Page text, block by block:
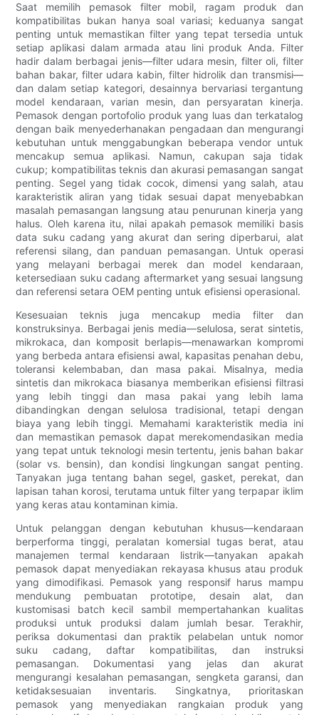
Saat memilih pemasok filter mobil, ragam produk dan
kompatibilitas bukan hanya soal variasi; keduanya sangat
penting untuk memastikan filter yang tepat tersedia untuk
setiap aplikasi dalam armada atau lini produk Anda. Filter
hadir dalam berbagai jenis—filter udara mesin, filter oli, filter
bahan bakar, filter udara kabin, filter hidrolik dan transmisi—
dan dalam setiap kategori, desainnya bervariasi tergantung
model kendaraan, varian mesin, dan persyaratan kinerja.
Pemasok dengan portofolio produk yang luas dan terkatalog
dengan baik menyederhanakan pengadaan dan mengurangi
kebutuhan untuk menggabungkan beberapa vendor untuk
mencakup semua aplikasi. Namun, cakupan saja tidak
cukup; kompatibilitas teknis dan akurasi pemasangan sangat
penting. Segel yang tidak cocok, dimensi yang salah, atau
karakteristik aliran yang tidak sesuai dapat menyebabkan
masalah pemasangan langsung atau penurunan kinerja yang
halus. Oleh karena itu, nilai apakah pemasok memiliki basis
data suku cadang yang akurat dan sering diperbarui, alat
referensi silang, dan panduan pemasangan. Untuk operasi
yang melayani berbagai merek dan model kendaraan,
ketersediaan suku cadang aftermarket yang sesuai langsung
dan referensi setara OEM penting untuk efisiensi operasional.
Kesesuaian teknis juga mencakup media filter dan
konstruksinya. Berbagai jenis media—selulosa, serat sintetis,
mikrokaca, dan komposit berlapis—menawarkan kompromi
yang berbeda antara efisiensi awal, kapasitas penahan debu,
toleransi kelembaban, dan masa pakai. Misalnya, media
sintetis dan mikrokaca biasanya memberikan efisiensi filtrasi
yang lebih tinggi dan masa pakai yang lebih lama
dibandingkan dengan selulosa tradisional, tetapi dengan
biaya yang lebih tinggi. Memahami karakteristik media ini
dan memastikan pemasok dapat merekomendasikan media
yang tepat untuk teknologi mesin tertentu, jenis bahan bakar
(solar vs. bensin), dan kondisi lingkungan sangat penting.
Tanyakan juga tentang bahan segel, gasket, perekat, dan
lapisan tahan korosi, terutama untuk filter yang terpapar iklim
yang keras atau kontaminan kimia.
Untuk pelanggan dengan kebutuhan khusus—kendaraan
berperforma tinggi, peralatan komersial tugas berat, atau
manajemen termal kendaraan listrik—tanyakan apakah
pemasok dapat menyediakan rekayasa khusus atau produk
yang dimodifikasi. Pemasok yang responsif harus mampu
mendukung pembuatan prototipe, desain alat, dan
kustomisasi batch kecil sambil mempertahankan kualitas
produksi untuk produksi dalam jumlah besar. Terakhir,
periksa dokumentasi dan praktik pelabelan untuk nomor
suku cadang, daftar kompatibilitas, dan instruksi
pemasangan. Dokumentasi yang jelas dan akurat
mengurangi kesalahan pemasangan, sengketa garansi, dan
ketidaksesuaian inventaris. Singkatnya, prioritaskan
pemasok yang menyediakan rangkaian produk yang